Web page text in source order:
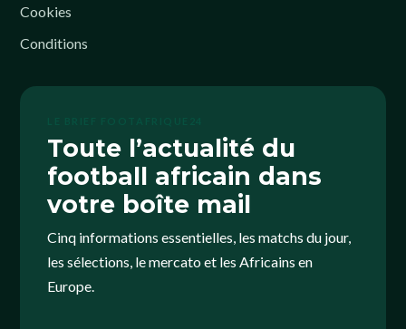
Cookies
Conditions
Toute l’actualité du
football africain dans
votre boîte mail
Cinq informations essentielles, les matchs du jour,
les sélections, le mercato et les Africains en
Europe.